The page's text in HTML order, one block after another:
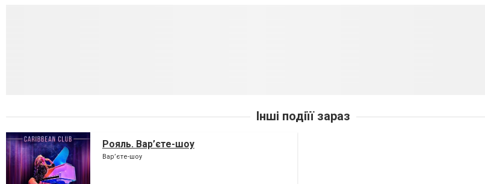
Інші подіїї зараз
Рояль. Вар’єте-шоу
Вар’єте-шоу